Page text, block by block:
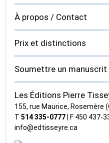
À propos / Contact
Prix et distinctions
Soumettre un manuscrit
Les Éditions Pierre
155, rue Maurice, Rosemère
T514 335‑0777 | F 450
info@edtisseyre.ca